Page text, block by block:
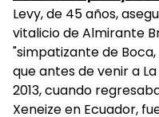
Levy, de 45 años,
vitalicio de Almirante
"simpatizante de
que antes de venir a
2013, cuando
Xeneize en Ecuador,